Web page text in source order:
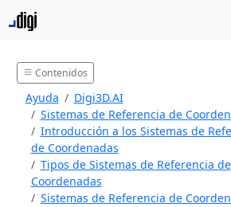
Contenidos
Ayuda
Digi3D.AI
Sistemas de Referencia de
Introducción a los Sistemas de
de Coordenadas
Tipos de Sistemas de Referencia de
Coordenadas
Sistemas de Referencia de